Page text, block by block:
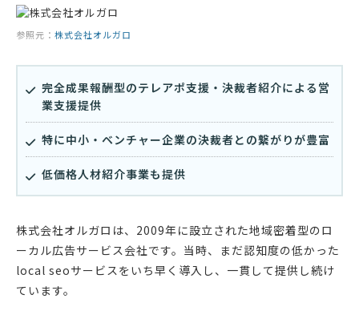
参照元： 株式会社オルガロ
完全成果報酬型のテレアポ支援・決裁者紹介による営
業支援提供
特に中小・ベンチャー企業の決裁者との繋がりが豊富
低価格人材紹介事業も提供
株式会社オルガロは、2009年に設立された地域密着型のロ
ーカル広告サービス会社です。当時、まだ認知度の低かった
local seoサービスをいち早く導入し、一貫して提供し続け
ています。